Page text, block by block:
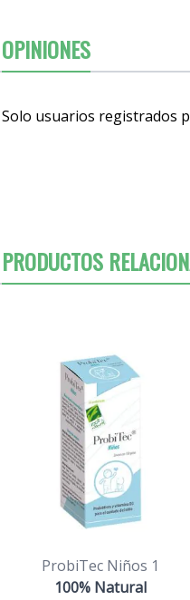
OPINIONES
Solo usuarios registrados
PRODUCTOS
ProbiTec Niños 1
100% Natural